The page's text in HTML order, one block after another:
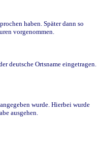
haben. Später dann so
vorgenommen.
deutsche Ortsname eingetragen.
wurde. Hierbei wurde
ausgehen.